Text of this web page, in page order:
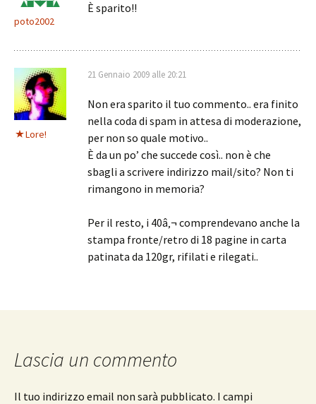
poto2002
È sparito!!
Lore!
21 Gennaio 2009 alle 20:21
Non era sparito il tuo commento.. era finito
nella coda di spam in attesa di moderazione,
per non so quale motivo..
È da un po’ che succede così.. non è che
sbagli a scrivere indirizzo mail/sito? Non ti
rimangono in memoria?
Per il resto, i 40â‚¬ comprendevano anche la
stampa fronte/retro di 18 pagine in carta
patinata da 120gr, rifilati e rilegati..
Lascia un commento
Il tuo indirizzo email non sarà pubblicato. I campi